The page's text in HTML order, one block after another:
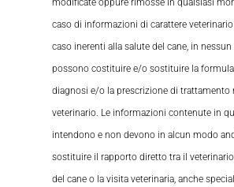
caso di informazioni di carattere
caso inerenti alla salute del cane, in
possono costituire e/o sostituire la
diagnosi e/o la prescrizione di trattamento
veterinario. Le informazioni contenute in
intendono e non devono in alcun modo
sostituire il rapporto diretto tra il
del cane o la visita veterinaria, anche